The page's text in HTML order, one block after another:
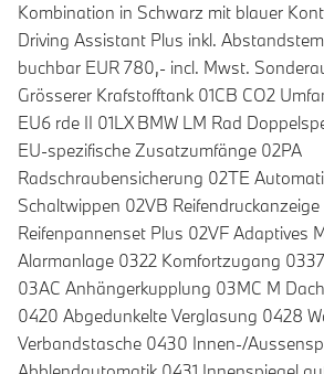
Kombination in Schwarz mit blauer
Driving Assistant Plus inkl.
buchbar EUR 780,- incl. Mwst.
Grösserer Krafstofftank 01CB CO2
EU6 rde II 01LX BMW LM Rad
EU-spezifische Zusatzumfänge 02PA
Radschraubensicherung 02TE
Schaltwippen 02VB Reifendruckanzeige
Reifenpannenset Plus 02VF Adaptives
Alarmanlage 0322 Komfortzugang
03AC Anhängerkupplung 03MC M
0420 Abgedunkelte Verglasung 0428
Verbandstasche 0430 Innen-/